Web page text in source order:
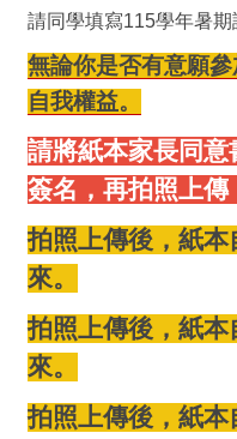
請同學填寫115學年暑
無論你是否有意願
自我權益。
請將紙本家長同
簽名，再拍照上傳
拍照上傳後，紙本
來。
拍照上傳後，紙本
來。
拍照上傳後，紙本